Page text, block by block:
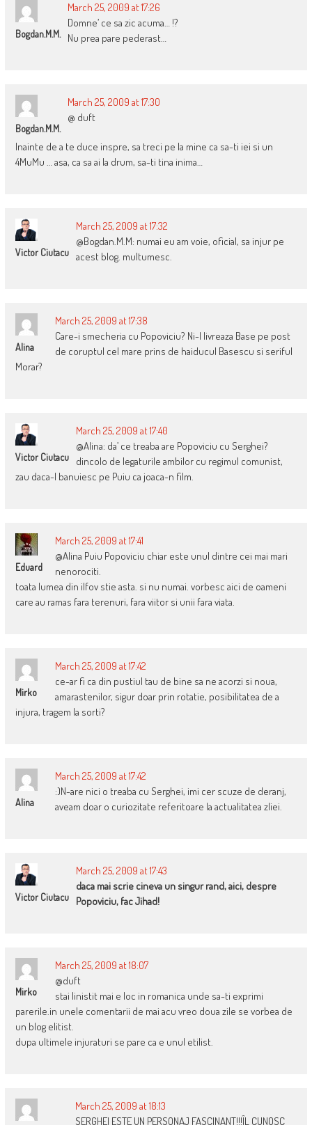
Bogdan.M.M.
March 25, 2009 at 17:26
Domne’ ce sa zic acuma… !?
Nu prea pare pederast…
Bogdan.M.M.
March 25, 2009 at 17:30
@ duft
Inainte de a te duce inspre, sa treci pe la mine ca sa-ti iei si un
4MuMu … asa, ca sa ai la drum, sa-ti tina inima…
Victor Ciutacu
March 25, 2009 at 17:32
@Bogdan.M.M: numai eu am voie, oficial, sa injur pe
acest blog. multumesc.
Alina
March 25, 2009 at 17:38
Care-i smecheria cu Popoviciu? Ni-l livreaza Base pe post
de coruptul cel mare prins de haiducul Basescu si seriful
Morar?
Victor Ciutacu
March 25, 2009 at 17:40
@Alina: da’ ce treaba are Popoviciu cu Serghei?
dincolo de legaturile ambilor cu regimul comunist,
zau daca-l banuiesc pe Puiu ca joaca-n film.
Eduard
March 25, 2009 at 17:41
@Alina Puiu Popoviciu chiar este unul dintre cei mai mari
nenorociti.
toata lumea din ilfov stie asta. si nu numai. vorbesc aici de oameni
care au ramas fara terenuri, fara viitor si unii fara viata.
Mirko
March 25, 2009 at 17:42
ce-ar fi ca din pustiul tau de bine sa ne acorzi si noua,
amarastenilor, sigur doar prin rotatie, posibilitatea de a
injura, tragem la sorti?
Alina
March 25, 2009 at 17:42
:)N-are nici o treaba cu Serghei, imi cer scuze de deranj,
aveam doar o curiozitate referitoare la actualitatea zliei.
Victor Ciutacu
March 25, 2009 at 17:43
daca mai scrie cineva un singur rand, aici, despre
Popoviciu, fac Jihad!
Mirko
March 25, 2009 at 18:07
@duft
stai linistit mai e loc in romanica unde sa-ti exprimi
parerile.in unele comentarii de mai acu vreo doua zile se vorbea de
un blog elitist.
dupa ultimele injuraturi se pare ca e unul etilist.
March 25, 2009 at 18:13
SERGHEI ESTE UN PERSONAJ FASCINANT!!!ÎL CUNOSC